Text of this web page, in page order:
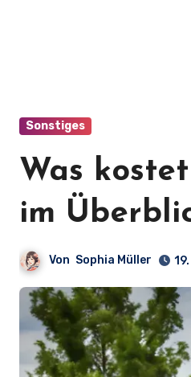
Sonstiges
Was
im
Von Sophia Müller